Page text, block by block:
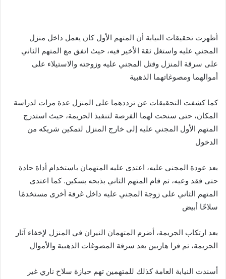
أظهرت تحقيقات النيابة أن المتهم الأول كان يعمل داخل منزل
المجني عليه واستغل ثقة الأخير فيه، حيث اتفق مع المتهم الثاني
على سرقة المنزل وقتل المجني عليه وزوجته والاستيلاء على
أموالهما ومصوغاتهما الذهبية
كما كشفت التحقيقات عن ترددهما على المنزل عدة مرات لدراسة
المكان، حتى سنحت لهما الفرصة لتنفيذ الجريمة، حيث استدرج
المتهم الأول المجني عليه إلى خارج المنزل لتمكين شريكه من
الدخول
بعد عودة المجني عليه، اعتدى عليه المتهمان باستخدام أداة حادة
حتى فقد وعيه، ثم قام المتهم الثاني بذبحه بسكين. كما اعتدى
المتهم الثاني على زوجة المجني عليه داخل غرفة أخرى مستخدمًا
سلاحًا أبيض
بعد ارتكاب الجريمة، أضرم المتهمان النيران في المنزل لإخفاء آثار
الجريمة، ثم فرا هاربين بعد سرقة المصوغات الذهبية والأموال
أسندت النيابة العامة كذلك للمتهمين تهم حيازة سلاح ناري غير